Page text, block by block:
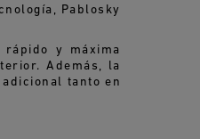
Pablosky
y máxima
Además, la
tanto en